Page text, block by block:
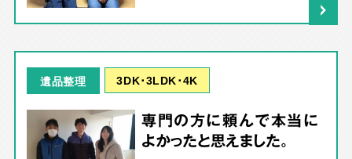
遺品整理 3DK･3LDK･4K
専門の方に頼んで本当に
よかったと思えました。